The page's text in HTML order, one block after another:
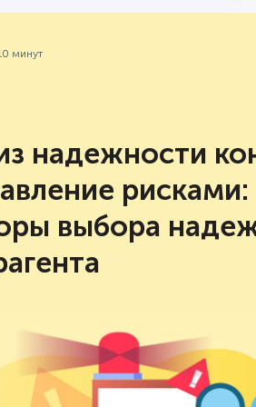
минут
надежности
выбора